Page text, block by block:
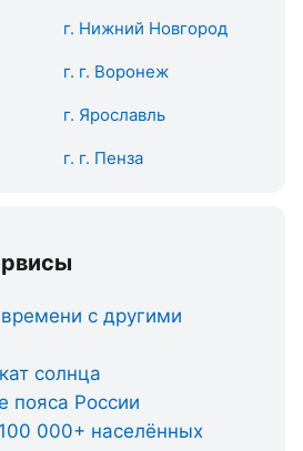
г. Нижний Новгород
г. г. Воронеж
г. Ярославль
г. г. Пенза
с другими
солнца
пояса России
000+ населённых